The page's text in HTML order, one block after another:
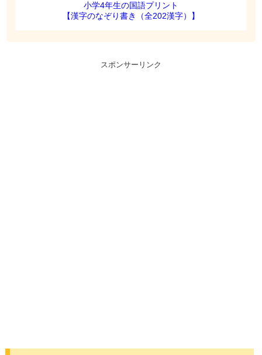
小学4年生の国語プリント
【漢字のなぞり書き（全202漢字）】
スポンサーリンク